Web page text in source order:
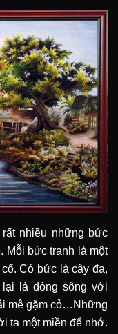
nhiều những bức
Mỗi bức tranh là một
Có bức là cây đa,
là dòng sông với
mê gặm cỏ…Những
ta một miền để nhớ.